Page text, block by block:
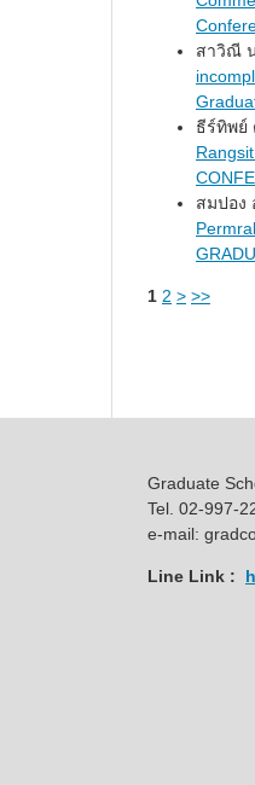
สาวิณี
ธีร์ทิพย์
สมปอง
1 2 > >>
Graduate
Tel. 02-997-
e-mail:
Line Link :